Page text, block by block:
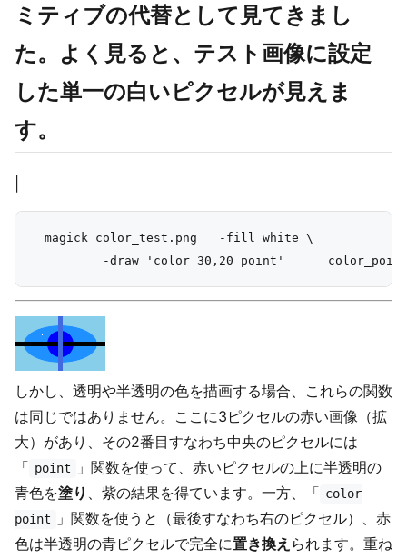
ミティブの代替として見てきまし
た。よく見ると、テスト画像に設定
した単一の白いピクセルが見えま
す。
  magick color_test.png   -fill white \
しかし、透明や半透明の色を描画する場合、これらの関数
は同じではありません。ここに3ピクセルの赤い画像（拡
大）があり、その2番目すなわち中央のピクセルには
「 point
」関数を使って、赤いピクセルの上に半透明の
青色を塗り 、紫の結果を得ています。一方、「 color
point
」関数を使うと（最後すなわち右のピクセル）、赤
色は半透明の青ピクセルで完全に置き換え られます。重ね